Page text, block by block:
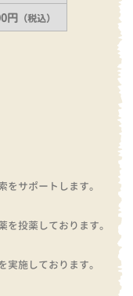
サポートします。
投薬しております。
施しております。
円 （税込）